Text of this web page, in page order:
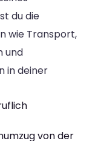
du die
wie Transport,
und
in deiner
von der